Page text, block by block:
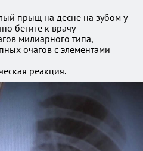
прыщ на десне на зубом у
бегите к врачу
милиарного типа,
очагов с элементами
реакция.